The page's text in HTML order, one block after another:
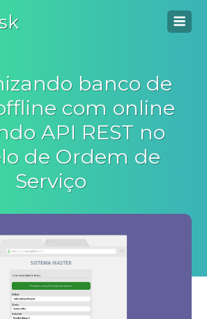
banco de
com online
API REST no
de Ordem de
Serviço